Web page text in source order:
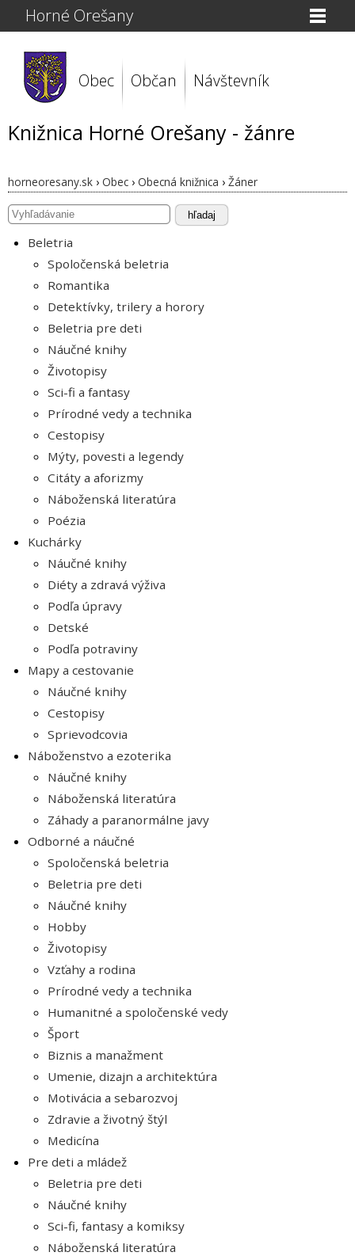
Horné Orešany
Obec Občan Návštevník
Knižnica Horné Orešany - žánre
horneoresany.sk › Obec › Obecná knižnica › Žáner
hľadaj
Beletria
Spoločenská beletria
Romantika
Detektívky, trilery a horory
Beletria pre deti
Náučné knihy
Životopisy
Sci-fi a fantasy
Prírodné vedy a technika
Cestopisy
Mýty, povesti a legendy
Citáty a aforizmy
Náboženská literatúra
Poézia
Kuchárky
Náučné knihy
Diéty a zdravá výživa
Podľa úpravy
Detské
Podľa potraviny
Mapy a cestovanie
Náučné knihy
Cestopisy
Sprievodcovia
Náboženstvo a ezoterika
Náučné knihy
Náboženská literatúra
Záhady a paranormálne javy
Odborné a náučné
Spoločenská beletria
Beletria pre deti
Náučné knihy
Hobby
Životopisy
Vzťahy a rodina
Prírodné vedy a technika
Humanitné a spoločenské vedy
Šport
Biznis a manažment
Umenie, dizajn a architektúra
Motivácia a sebarozvoj
Zdravie a životný štýl
Medicína
Pre deti a mládež
Beletria pre deti
Náučné knihy
Sci-fi, fantasy a komiksy
Náboženská literatúra